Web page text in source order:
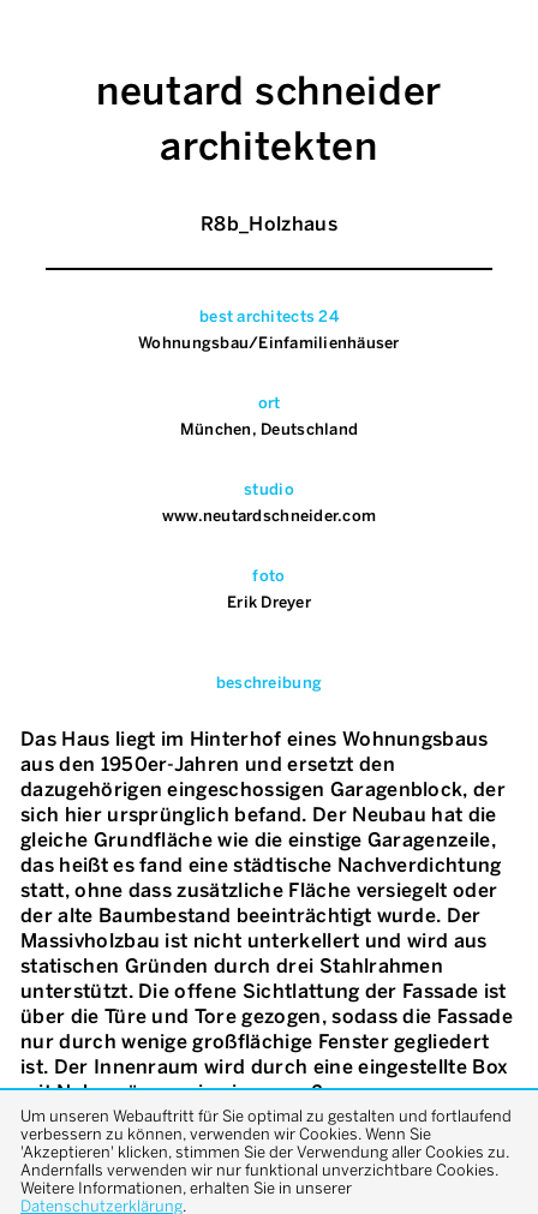
neutard schneider
architekten
R8b_Holzhaus
best architects 24
Wohnungsbau/Einfamilienhäuser
ort
München, Deutschland
studio
www.neutardschneider.com
foto
Erik Dreyer
beschreibung
Das Haus liegt im Hinterhof eines Wohnungsbaus
aus den 1950er-Jahren und ersetzt den
dazugehörigen eingeschossigen Garagenblock, der
sich hier ursprünglich befand. Der Neubau hat die
gleiche Grundfläche wie die einstige Garagenzeile,
das heißt es fand eine städtische Nachverdichtung
statt, ohne dass zusätzliche Fläche versiegelt oder
der alte Baumbestand beeinträchtigt wurde. Der
Massivholzbau ist nicht unterkellert und wird aus
statischen Gründen durch drei Stahlrahmen
unterstützt. Die offene Sichtlattung der Fassade ist
über die Türe und Tore gezogen, sodass die Fassade
nur durch wenige großflächige Fenster gegliedert
ist. Der Innenraum wird durch eine eingestellte Box
mit Nebenräumen in einen großen
gemeinschaftlichen Raum (Wohnen, Essen, Kochen)
und zwei Individualräume zoniert. Das offene
Holzsparrendach überspannt sichtbar den ganzen
Innenraum, wodurch dieser als Ganzes erlebbar
Um unseren Webauftritt für Sie optimal zu gestalten und fortlaufend
verbessern zu können, verwenden wir Cookies. Wenn Sie
'Akzeptieren' klicken, stimmen Sie der Verwendung aller Cookies zu.
Andernfalls verwenden wir nur funktional unverzichtbare Cookies.
Weitere Informationen, erhalten Sie in unserer
Datenschutzerklärung.